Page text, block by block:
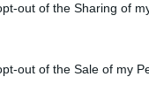
out of the Sharing of
out of the Sale of my